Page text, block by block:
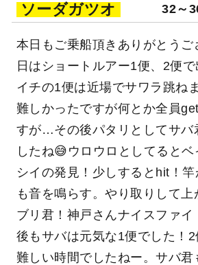
ソーダガツオ 32～
本日もご乗船頂きありがとうご
日はショートルアー1便、2便
イチの1便は近場でサワラ跳ね
難しかったですが何とか全員
すが…その後パタリとしてサバ
したね😅ウロウロとしてると
シイの発見！少しするとhit！
も音を鳴らす。やり取りして上
ブリ君！神戸さんナイスファ
後もサバは元気な1便でした！
難しい時間でしたねー。サバ君